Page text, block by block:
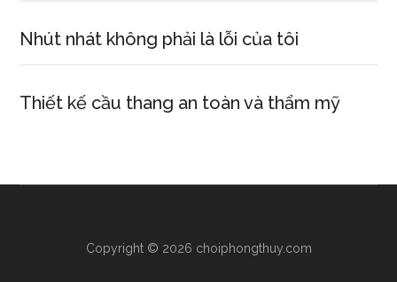
Nhút nhát không phải là lỗi của tôi
Thiết kế cầu thang an toàn và thẩm mỹ
Copyright © 2026 choiphongthuy.com